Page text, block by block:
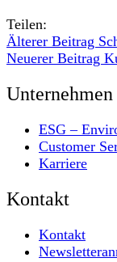
Teilen:
Älterer Beitrag
Neuerer Beitrag
Unternehmen
ESG –
Customer
Karriere
Kontakt
Kontakt